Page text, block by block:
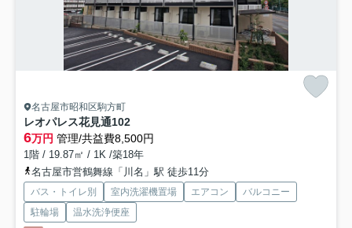
名古屋市昭和区駒方町
レオパレス花見通102
6万円 管理/共益費8,500円
1階 / 19.87㎡ / 1K /築18年
名古屋市営鶴舞線「川名」駅 徒歩11分
バス・トイレ別 室内洗濯機置場 エアコン
バルコニー
駐輪場
温水洗浄便座